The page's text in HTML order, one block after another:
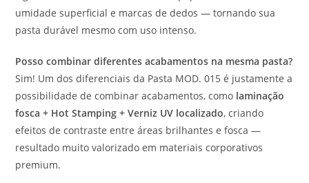
umidade superficial e marcas de dedos — tornando sua
pasta durável mesmo com uso intenso.
Posso combinar diferentes acabamentos na mesma pasta?
Sim! Um dos diferenciais da Pasta MOD. 015 é justamente a
possibilidade de combinar acabamentos, como laminação
fosca + Hot Stamping + Verniz UV localizado, criando
efeitos de contraste entre áreas brilhantes e fosca —
resultado muito valorizado em materiais corporativos
premium.